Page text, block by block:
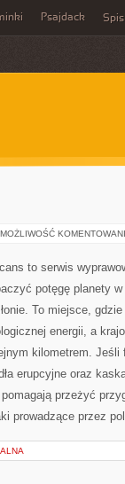
Psajdack Spis
MOŻLIWOŚĆ
to serwis
potęgę planety
To miejsce,
energii, a
kilometrem. Jeśli
erupcyjne oraz
przeżyć
prowadzące przez